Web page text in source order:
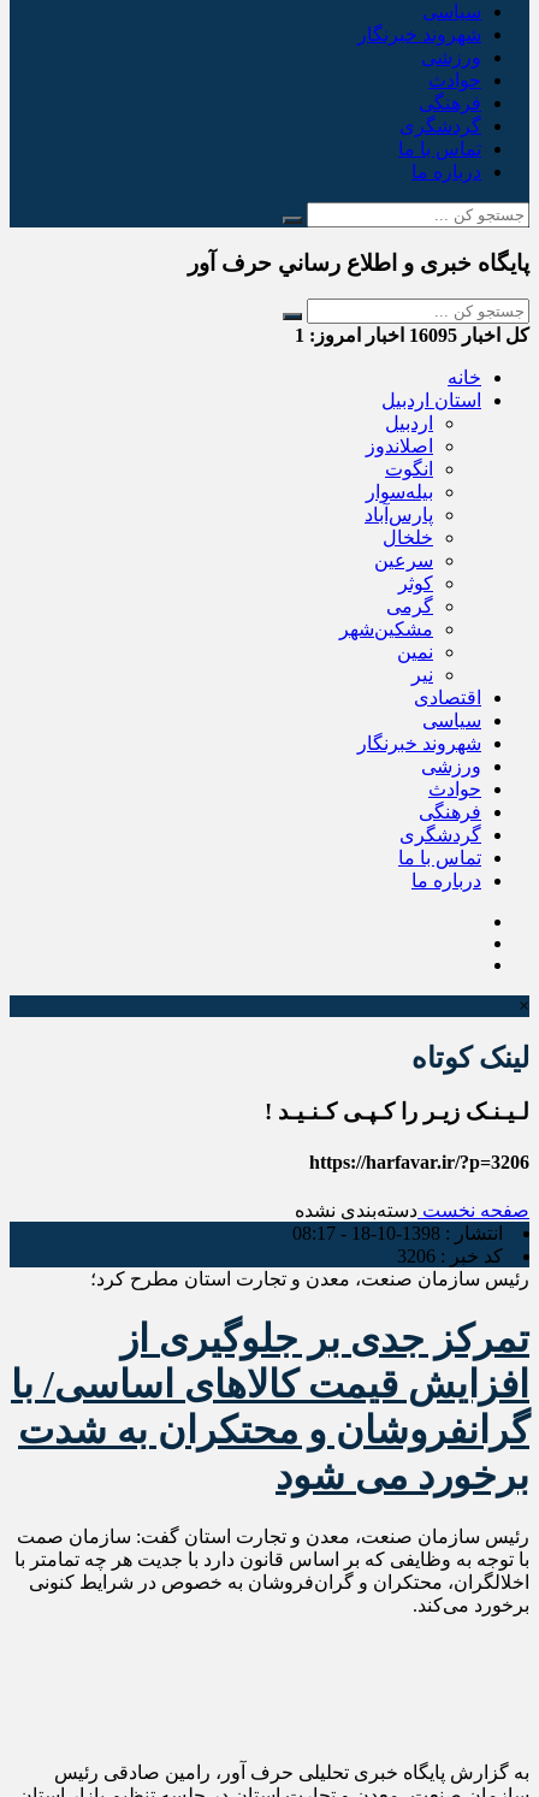
سیاسی
شهروند خبرنگار
ورزشی
حوادث
فرهنگی
گردشگری
تماس با ما
درباره ما
پایگاه خبری و اطلاع رساني حرف آور
کل اخبار اخبار امروز: 1
خانه
استان اردبیل
اردبیل
اصلاندوز
انگوت
بیله‌سوار
پارس‌آباد
خلخال
سرعین
کوثر
گرمی
مشکین‌شهر
نمین
نیر
اقتصادی
سیاسی
شهروند خبرنگار
ورزشی
حوادث
فرهنگی
گردشگری
تماس با ما
درباره ما
×
لینک کوتاه
لـیـنـک زیـر را کـپـی کـنـیـد !
https://harfavar.ir/?p=3206
صفحه نخست دسته‌بندی نشده
انتشار : 1398-10-18 - 08:17
کد خبر : 3206
رئیس سازمان صنعت، معدن و تجارت استان مطرح کرد؛
تمرکز جدی بر جلوگیری از
افزایش قیمت کالاهای اساسی/ با
گرانفروشان و محتكران به شدت
برخورد می شود
رئیس سازمان صنعت، معدن و تجارت استان گفت: سازمان صمت
با توجه به وظایفی که بر اساس قانون دارد با جدیت هر چه تمامتر با
اخلالگران، محتکران و گران‌فروشان به خصوص در شرایط کنونی
برخورد می‌کند.
به گزارش پایگاه خبری تحلیلی حرف آور، رامین صادقی رئیس